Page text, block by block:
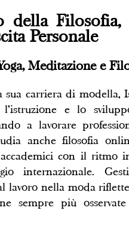
della Filosofia,
Personale
Meditazione e
sua carriera di modella,
l'istruzione e lo
a lavorare
anche filosofia
con il ritmo
internazionale.
lavoro nella moda
sempre più